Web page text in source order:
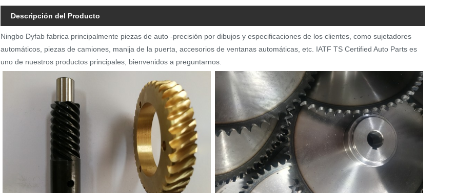
Descripción del Producto
Ningbo Dyfab fabrica principalmente piezas de auto -precisión por dibujos y especificaciones de los clientes, como sujetadores
automáticos, piezas de camiones, manija de la puerta, accesorios de ventanas automáticas, etc. IATF TS Certified Auto Parts es
uno de nuestros productos principales, bienvenidos a preguntarnos.